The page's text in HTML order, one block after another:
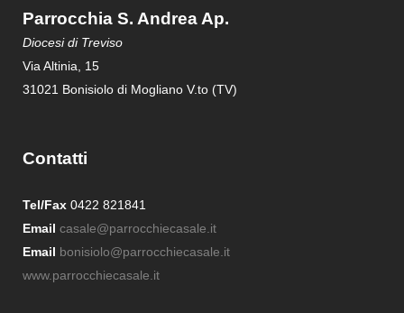
Parrocchia S. Andrea Ap.
Diocesi di Treviso
Via Altinia, 15
31021 Bonisiolo di Mogliano V.to (TV)
Contatti
Tel/Fax 0422 821841
Email casale@parrocchiecasale.it
Email bonisiolo@parrocchiecasale.it
www.parrocchiecasale.it